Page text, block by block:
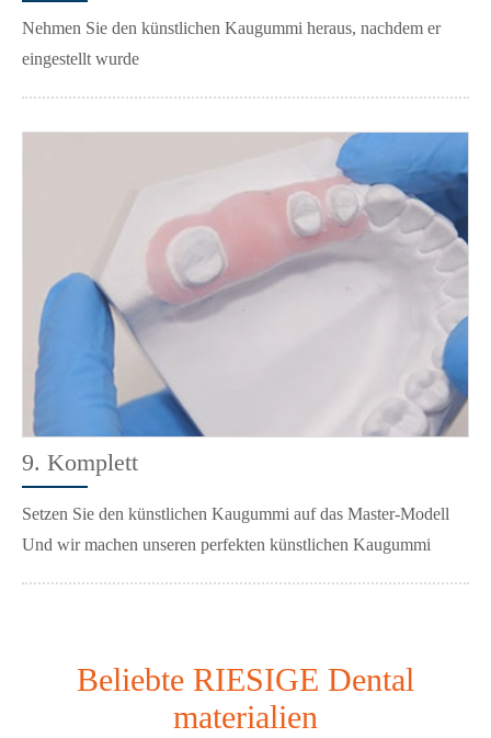
Nehmen Sie den künstlichen Kaugummi heraus, nachdem er
eingestellt wurde
9. Komplett
Setzen Sie den künstlichen Kaugummi auf das Master-Modell
Und wir machen unseren perfekten künstlichen Kaugummi
Beliebte RIESIGE Dental
materialien